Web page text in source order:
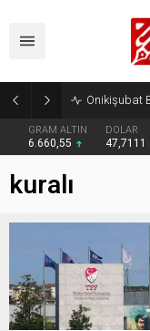
GRAM ALTIN
6.660,55
DOLAR
47,7111
kuralı